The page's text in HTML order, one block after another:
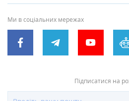
Ми в соціальних мережах
Підписатися на